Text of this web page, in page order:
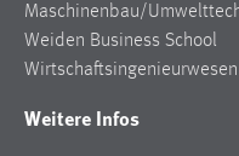
Maschinenbau/
Weiden Business School
Weitere Infos